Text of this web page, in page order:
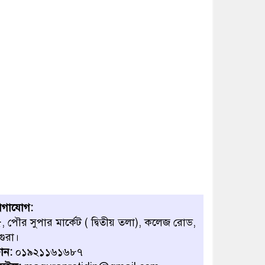
পৌর সুপার মার্কেট ( দ্বিতীয় তলা), কলেজ রোড,
০১৯২১১৬১৬৮৭